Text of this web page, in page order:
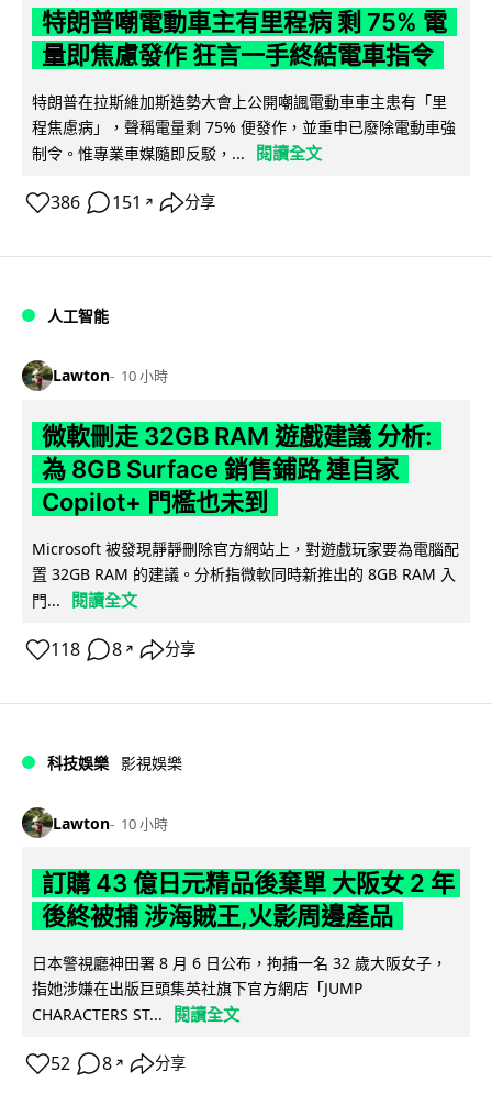
特朗普嘲電動車主有里程病 剩 75% 電
量即焦慮發作 狂言一手終結電車指令
特朗普在拉斯維加斯造勢大會上公開嘲諷電動車車主患有「里
程焦慮病」，聲稱電量剩 75% 便發作，並重申已廢除電動車強
制令。惟專業車媒隨即反駁，...
閱讀全文
386 151 ↗ 分享
人工智能
Lawton 10 小時
微軟刪走 32GB RAM 遊戲建議 分析:
為 8GB Surface 銷售鋪路 連自家
Copilot+ 門檻也未到
Microsoft 被發現靜靜刪除官方網站上，對遊戲玩家要為電腦配
置 32GB RAM 的建議。分析指微軟同時新推出的 8GB RAM 入
門...
閱讀全文
118 8 ↗ 分享
科技娛樂 影視娛樂
Lawton 10 小時
訂購 43 億日元精品後棄單 大阪女 2 年
後終被捕 涉海賊王,火影周邊產品
日本警視廳神田署 8 月 6 日公布，拘捕一名 32 歲大阪女子，
指她涉嫌在出版巨頭集英社旗下官方網店「JUMP
CHARACTERS ST...
閱讀全文
52 8 ↗ 分享